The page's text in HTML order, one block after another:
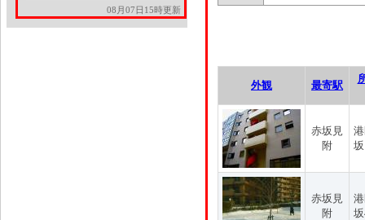
08月07日15時更新
外観 最寄駅
赤坂見
附
赤坂見
附